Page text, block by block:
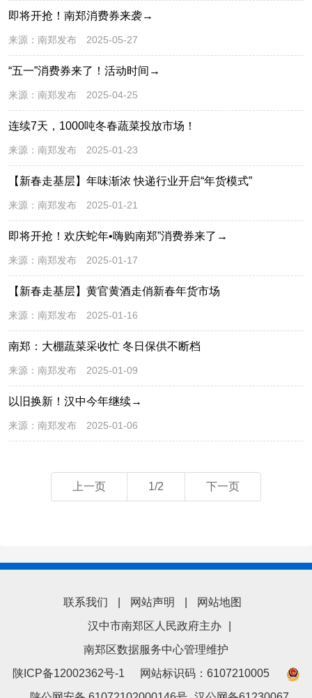
即将开抢！南郑消费券来袭→
来源： 南郑发布 2025-05-27
“五一”消费券来了！活动时间→
来源： 南郑发布 2025-04-25
连续7天，1000吨冬春蔬菜投放市场！
来源： 南郑发布 2025-01-23
【新春走基层】年味渐浓 快递行业开启“年货模式”
来源： 南郑发布 2025-01-21
即将开抢！欢庆蛇年•嗨购南郑”消费券来了→
来源： 南郑发布 2025-01-17
【新春走基层】黄官黄酒走俏新春年货市场
来源： 南郑发布 2025-01-16
南郑：大棚蔬菜采收忙 冬日保供不断档
来源： 南郑发布 2025-01-09
以旧换新！汉中今年继续→
来源： 南郑发布 2025-01-06
上一页 1/2 下一页
联系我们 网站声明
网站地图
汉中市南郑区人民政府主办
南郑区数据服务中心管理维护
陕ICP备12002362号-1
网站标识码：6107210005